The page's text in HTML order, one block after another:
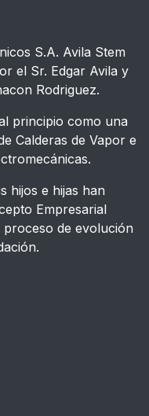
S.A. Avila Stem
el Sr. Edgar Avila y
Rodriguez.
principio como una
de Vapor e
hijos e hijas han
Empresarial
de evolución